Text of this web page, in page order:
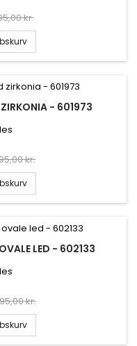
kr.
- 601973
kr.
LED - 602133
kr.